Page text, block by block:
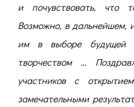
и почувствовать, что
Возможно, в дальнейшем,
им в выборе будущей
творчеством …
участников с
замечательными